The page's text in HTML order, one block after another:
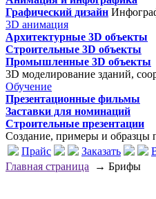
Графический дизайн
3D анимация
Архитектурные 3D объекты
Строительные 3D объекты
Промышленные 3D объекты
3D моделирование зданий,
Обучение
Презентационные фильмы
Заставки для номинаций
Строительные презентации
Создание, примеры и образцы
Прайс
Заказать
Главная страница → Брифы